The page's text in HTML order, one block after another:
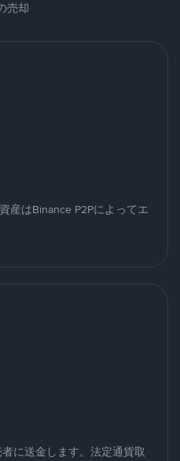
売却
産はBinance P2Pによってエ
に送金します。法定通貨取